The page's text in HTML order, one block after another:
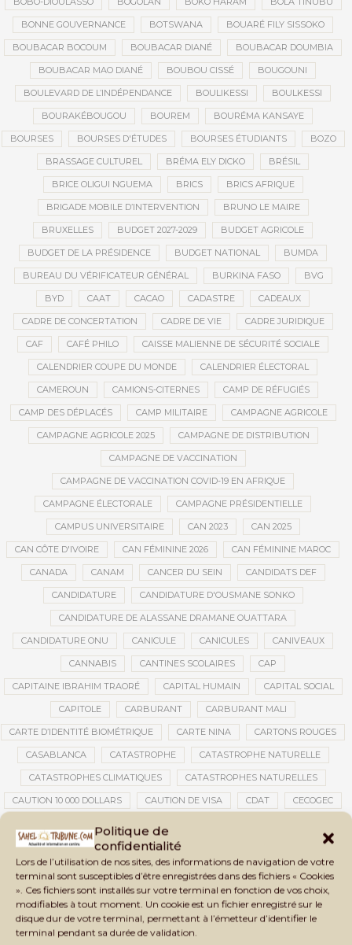
Politique de
confidentialité
Lors de l’utilisation de nos sites, des informations de navigation de votre
terminal sont susceptibles d’être enregistrées dans des fichiers « Cookies
». Ces fichiers sont installés sur votre terminal en fonction de vos choix,
modifiables à tout moment. Un cookie est un fichier enregistré sur le
disque dur de votre terminal, permettant à l’émetteur d’identifier le
terminal pendant sa durée de validation.
BONNE GOUVERNANCE BOTSWANA BOUARÉ FILY SISSOKO
BOUBACAR BOCOUM BOUBACAR DIANÉ BOUBACAR DOUMBIA
BOUBACAR MAO DIANÉ BOUBOU CISSÉ BOUGOUNI
BOULEVARD DE L’INDÉPENDANCE BOULIKESSI BOULKESSI
BOURAKÉBOUGOU BOUREM BOURÉMA KANSAYE
BOURSES BOURSES D'ÉTUDES BOURSES ÉTUDIANTS BOZO
BRASSAGE CULTUREL BRÉMA ELY DICKO BRÉSIL
BRICE OLIGUI NGUEMA BRICS BRICS AFRIQUE
BRIGADE MOBILE D’INTERVENTION BRUNO LE MAIRE
BRUXELLES BUDGET 2027-2029 BUDGET AGRICOLE
BUDGET DE LA PRÉSIDENCE BUDGET NATIONAL BUMDA
BUREAU DU VÉRIFICATEUR GÉNÉRAL BURKINA FASO BVG
BYD CAAT CACAO CADASTRE CADEAUX
CADRE DE CONCERTATION CADRE DE VIE CADRE JURIDIQUE
CAF CAFÉ PHILO CAISSE MALIENNE DE SÉCURITÉ SOCIALE
CALENDRIER COUPE DU MONDE CALENDRIER ÉLECTORAL
CAMEROUN CAMIONS-CITERNES CAMP DE RÉFUGIÉS
CAMP DES DÉPLACÉS CAMP MILITAIRE CAMPAGNE AGRICOLE
CAMPAGNE AGRICOLE 2025 CAMPAGNE DE DISTRIBUTION
CAMPAGNE DE VACCINATION
CAMPAGNE DE VACCINATION COVID-19 EN AFRIQUE
CAMPAGNE ÉLECTORALE CAMPAGNE PRÉSIDENTIELLE
CAMPUS UNIVERSITAIRE CAN 2023 CAN 2025
CAN CÔTE D'IVOIRE CAN FÉMININE 2026 CAN FÉMININE MAROC
CANADA CANAM CANCER DU SEIN CANDIDATS DEF
CANDIDATURE CANDIDATURE D'OUSMANE SONKO
CANDIDATURE DE ALASSANE DRAMANE OUATTARA
CANDIDATURE ONU CANICULE CANICULES CANIVEAUX
CANNABIS CANTINES SCOLAIRES CAP
CAPITAINE IBRAHIM TRAORÉ CAPITAL HUMAIN CAPITAL SOCIAL
CAPITOLE CARBURANT CARBURANT MALI
CARTE D’IDENTITÉ BIOMÉTRIQUE CARTE NINA CARTONS ROUGES
CASABLANCA CATASTROPHE CATASTROPHE NATURELLE
CATASTROPHES CLIMATIQUES CATASTROPHES NATURELLES
CAUTION 10 000 DOLLARS CAUTION DE VISA CDAT CECOGEC
CEMAPI CEN-SNESUP
CENTRAFRIQUE CENTRALE SOLAIRE
CENTRALE SOLAIRE DE SANANKOROBA CENTRALES SOLAIRES
CENTRE D'INTELLIGENCE ARTIFICIELLE
CENTRE DE SANTÉ COMMUNAUTAIRE